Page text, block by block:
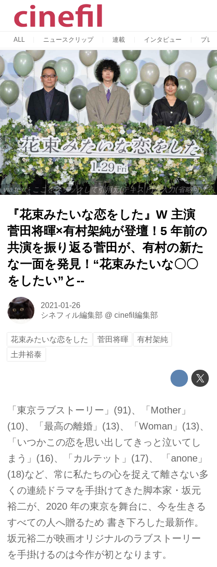
ALL ニュースクリップ 連載 インタビュー プレ
via text - ここをクリックして引用元(テキスト)を入力(省略可) / site.to.link.com - ここをクリックして引用元を入力(省略可)
『花束みたいな恋をした』W 主演
菅田将暉×有村架純が登壇！5 年前の
共演を振り返る菅田が、有村の新た
な一面を発見！“花束みたいな〇〇
をしたい”と--
2021-01-26
シネフィル編集部 @ cinefil編集部
花束みたいな恋をした 菅田将暉
有村架純
土井裕泰
「東京ラブストーリー」(91)、「Mother」
(10)、「最高の離婚」(13)、「Woman」(13)、
「いつかこの恋を思い出してきっと泣いてし
まう」(16)、「カルテット」(17)、 「anone」
(18)など、常に私たちの心を捉えて離さない多
くの連続ドラマを手掛けてきた脚本家・坂元
裕二が、2020 年の東京を舞台に、今を生きる
すべての人へ贈るため 書き下ろした最新作。
坂元裕二が映画オリジナルのラブストーリー
を手掛けるのは今作が初となります。